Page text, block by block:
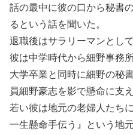
話の最中に彼の口から秘書
るという話を聞いた。
退職後はサラリーマンとし
彼は中学時代から細野事務
大学卒業と同時に細野の秘
員細野豪志を影で懸命に支
若い彼は地元の老婦人たち
一生懸命手伝う』という地